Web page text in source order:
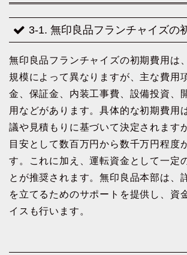
3-1. 無印良品フランチャイズの
無印良品フランチャイズの初期費用は
規模によって異なりますが、主な費用
金、保証金、内装工事費、設備投資、
用などがあります。具体的な初期費用
議や見積もりに基づいて決定されます
目安として数百万円から数千万円程度
す。これに加え、運転資金として一定
とが推奨されます。無印良品本部は、
を立てるためのサポートを提供し、資
イスも行います。